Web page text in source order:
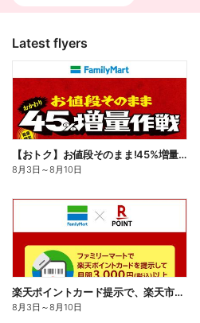
Latest flyers
【おトク】お値段そのまま!45%増量作戦!
8月3日 ～8月10日
楽天ポイントカード提示で、楽天市場でのお買い物がおトクに!
8月3日 ～8月10日